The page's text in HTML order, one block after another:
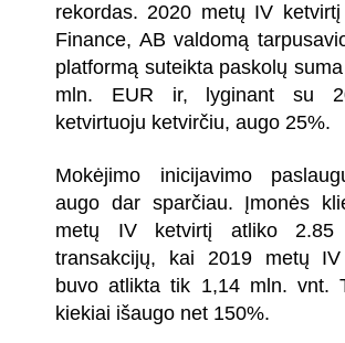
rekordas. 2020 metų IV
Finance, AB valdomą
platformą suteikta paskolų
mln. EUR ir, lyginant su
ketvirtuoju ketvirčiu, augo 25%.
Mokėjimo inicijavimo
augo dar sparčiau. Įmonės
metų IV ketvirtį atliko 2.85
transakcijų, kai 2019 metų
buvo atlikta tik 1,14 mln. vnt.
kiekiai išaugo net 150%.